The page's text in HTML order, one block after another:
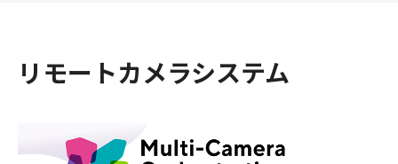
リモートカメラシステム